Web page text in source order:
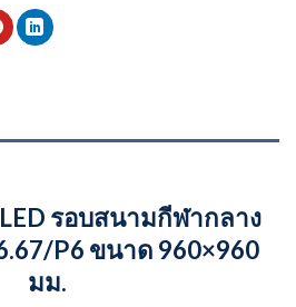
รอบสนามกีฬากลาง
P6 ขนาด 960×960
มม.